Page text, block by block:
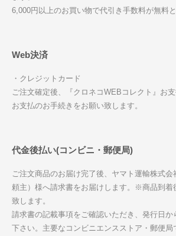
6,000円以上のお買い物で代引き手数料が無料と
Web決済
・クレジットカード
ご注文確定後、『クロネコWEBコレクト』お
お支払のお手続きをお願い致します。
代金後払い(コンビニ・郵便局)
ご注文商品のお届け完了後、ヤマト運輸株式
頼主）様へ請求書をお届けします。※商品到着
致します。
請求書の記載事項をご確認いただき、発行日か
下さい。主要なコンビニエンスストア・郵便局